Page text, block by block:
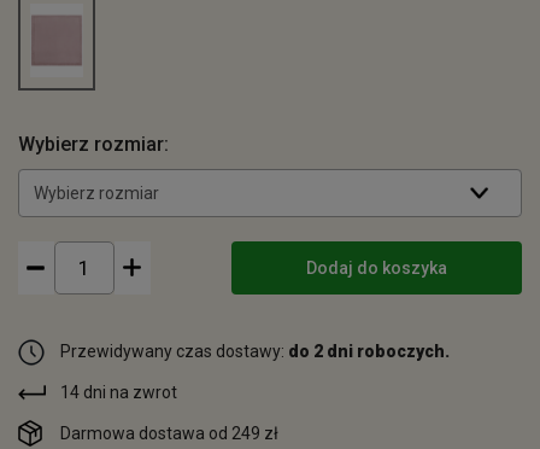
Wybierz rozmiar:
Wybierz rozmiar
Dodaj do koszyka
Przewidywany czas dostawy: do 2 dni roboczych.
14 dni na zwrot
Darmowa dostawa od 249 zł